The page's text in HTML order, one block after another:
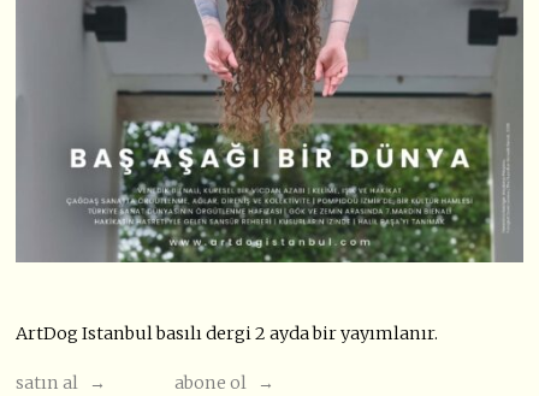
ArtDog Istanbul basılı dergi 2 ayda bir yayımlanır.
satın al → abone ol →